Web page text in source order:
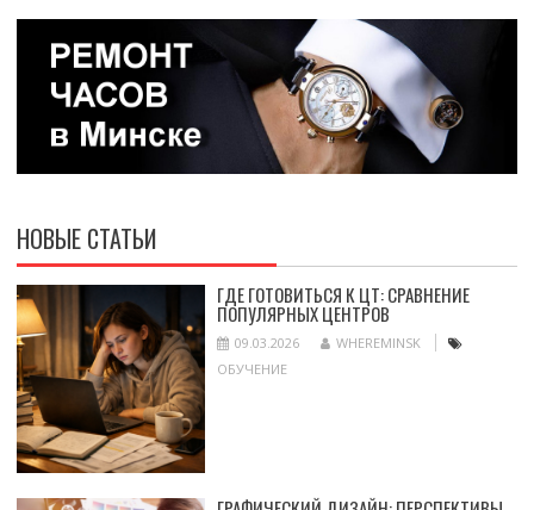
НОВЫЕ СТАТЬИ
ГДЕ ГОТОВИТЬСЯ К ЦТ: СРАВНЕНИЕ
ПОПУЛЯРНЫХ ЦЕНТРОВ
09.03.2026
WHEREMINSK
ОБУЧЕНИЕ